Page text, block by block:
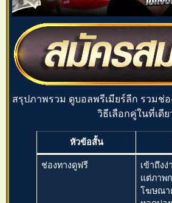
สรุปภาพรวม ดูบอลพรีเมียร์ลีก รวมช่อ
วิธีเลือกคู่ในที่เดีย
หัวข้อสั้น
ช่องทางดูฟรี
เข้าถึง
แต่ภาพ
โฆษณา